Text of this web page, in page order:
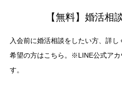
【無料】婚活相
入会前に婚活相談をしたい方、詳
希望の方はこちら。※LINE公式アカ
す。